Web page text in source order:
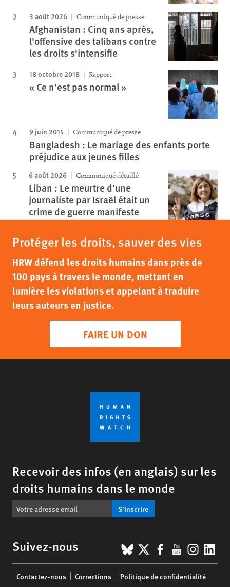
3 août 2026 Communiqué de presse
Afghanistan : Cinq ans après,
l'offensive des talibans contre
les droits s'intensifie
18 octobre 2018 Rapport
« Ce n’est pas normal »
9 juin 2015 Communiqué de presse
Bangladesh : Le mariage des enfants porte
préjudice aux jeunes filles
6 août 2026 Communiqué détaillé
Liban : Le meurtre d’une
journaliste par Israël était un
crime de guerre manifeste
Protéger les droits, sauver des vies
HRW défend les droits humains dans près de
100 pays à travers le monde, mettant en
lumière les violations et appelant à traduire
leurs auteurs en justice.
FAIRE UN DON
Recevoir des infos (en anglais) sur les
droits humains dans le monde
S’inscrire
Suivez-nous BlueSky
X Facebook
YouTube
menu
Contactez-nous Corrections Politique de confidentialité